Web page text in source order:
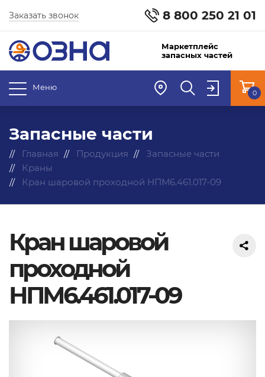
8 800 250 21 01
Заказать звонок
Маркетплейс
запасных частей
Меню
0
Запасные части
Главная Продукция
Запасные части
Краны
Кран шаровой проходной НПМ6.461.017-09
Кран шаровой
проходной
НПМ6.461.017-09